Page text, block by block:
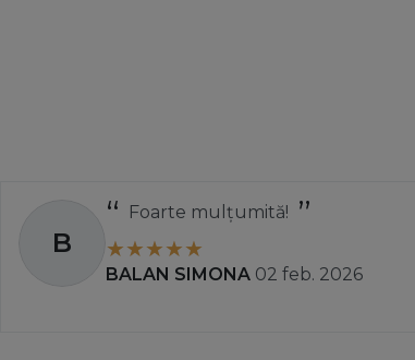
B
Foarte mulțumită!
BALAN SIMONA 02 feb. 2026